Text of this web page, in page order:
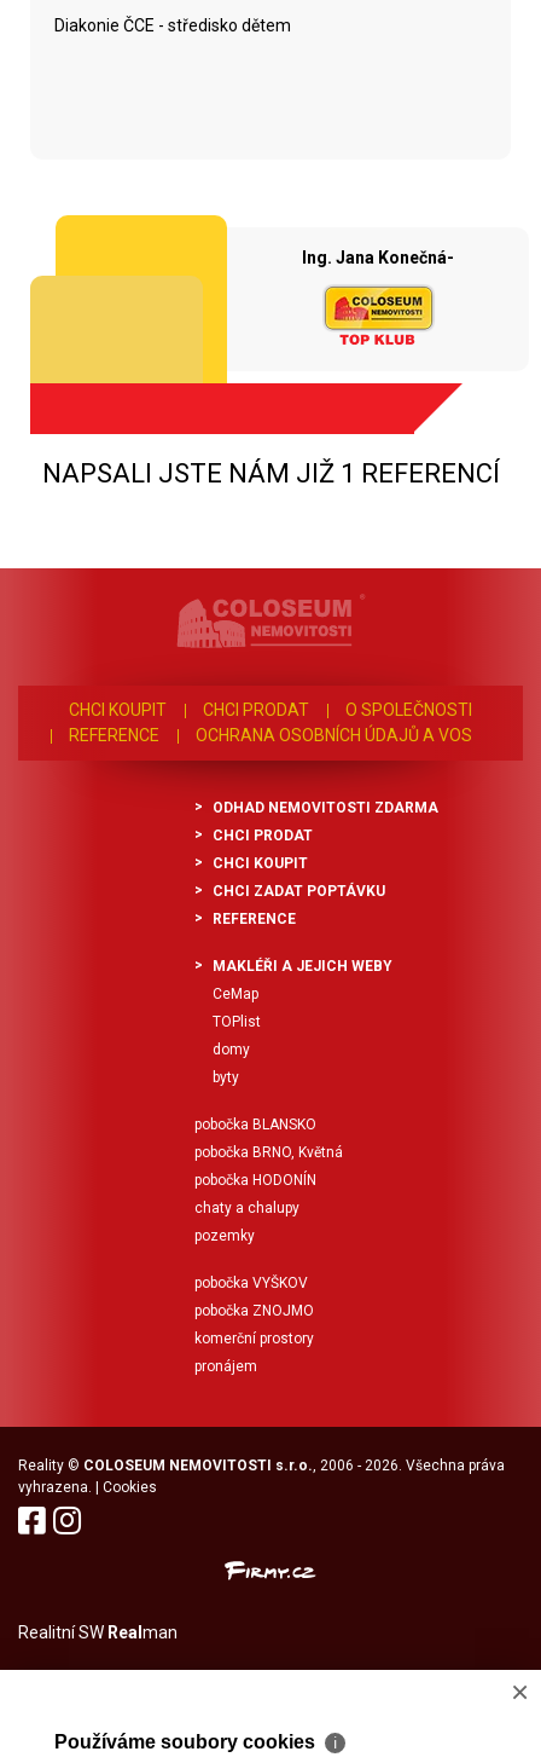
Diakonie ČCE - středisko dětem
Ing. Jana Konečná-
NAPSALI JSTE NÁM JIŽ 1 REFERENCÍ
CHCI KOUPIT CHCI PRODAT
O SPOLEČNOSTI
REFERENCE
OCHRANA OSOBNÍCH ÚDAJŮ A VOS
ODHAD NEMOVITOSTI ZDARMA
CHCI PRODAT
CHCI KOUPIT
CHCI ZADAT POPTÁVKU
REFERENCE
MAKLÉŘI A JEJICH WEBY
CeMap
TOPlist
domy
byty
pobočka BLANSKO
pobočka BRNO, Květná
pobočka HODONÍN
chaty a chalupy
pozemky
pobočka VYŠKOV
pobočka ZNOJMO
komerční prostory
pronájem
Reality © COLOSEUM NEMOVITOSTI s.r.o., 2006 - 2026. Všechna práva
vyhrazena. | Cookies
Realitní SW Real man
×
Používáme soubory cookies ℹ